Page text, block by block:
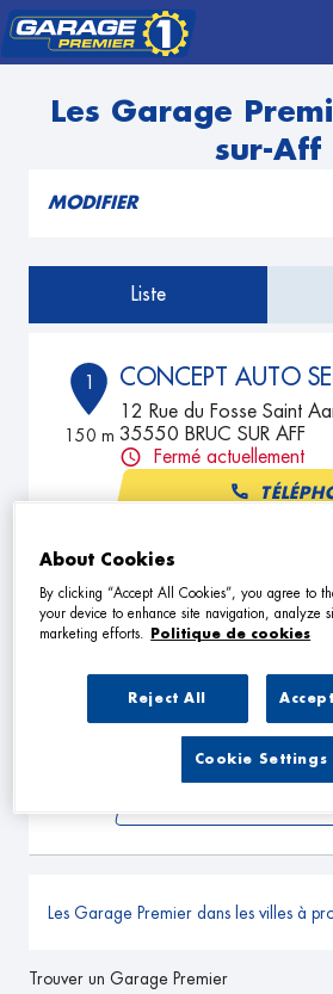
Les Garage
sur-Aff
MODIFIER
Liste
1
150 m
CONCEPT AUTO
12 Rue du Fosse Saint
35550 BRUC SUR AFF
Fermé actuellement
2
km
BILLY AUTOS
9 La Gare
35470 PLÉCHÂTEL
Fermé actuellement
Les Garage Premier dans les villes à
Trouver un Garage Premier
About Cookies
By clicking “Accept All Cookies”, you agree to
your device to enhance site navigation, analyze
marketing efforts.
Politique de cookies
Reject All
Cookie Settings